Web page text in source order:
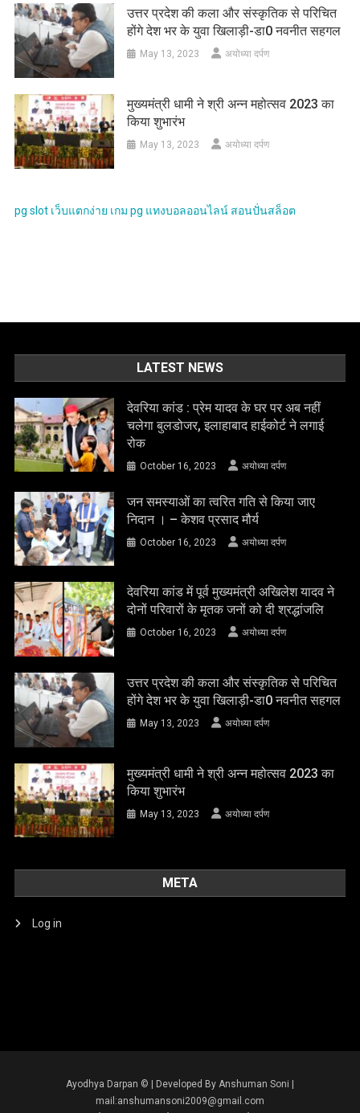
उत्तर प्रदेश की कला और संस्कृतिक से परिचित
होंगे देश भर के युवा खिलाड़ी-डा0 नवनीत सहगल
May 13, 2023 अयोध्या दर्पण
मुख्यमंत्री धामी ने श्री अन्न महोत्सव 2023 का
किया शुभारंभ
May 13, 2023 अयोध्या दर्पण
pg slot เว็บแตกง่าย เกม pg แทงบอลออนไลน์ สอนปั่นสล็อต
LATEST NEWS
देवरिया कांड : प्रेम यादव के घर पर अब नहीं
चलेगा बुलडोजर, इलाहाबाद हाईकोर्ट ने लगाई
रोक
October 16, 2023 अयोध्या दर्पण
जन समस्याओं का त्वरित गति से किया जाए
निदान । – केशव प्रसाद मौर्य
October 16, 2023 अयोध्या दर्पण
देवरिया कांड में पूर्व मुख्यमंत्री अखिलेश यादव ने
दोनों परिवारों के मृतक जनों को दी श्रद्धांजलि
October 16, 2023 अयोध्या दर्पण
उत्तर प्रदेश की कला और संस्कृतिक से परिचित
होंगे देश भर के युवा खिलाड़ी-डा0 नवनीत सहगल
May 13, 2023 अयोध्या दर्पण
मुख्यमंत्री धामी ने श्री अन्न महोत्सव 2023 का
किया शुभारंभ
May 13, 2023 अयोध्या दर्पण
META
Log in